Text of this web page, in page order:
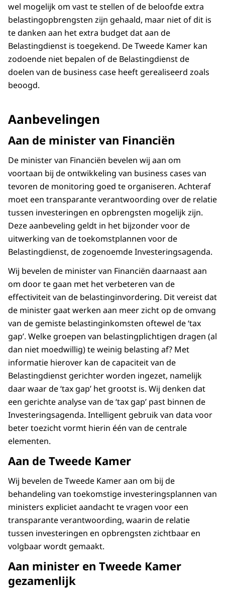
wel mogelijk om vast te stellen of de beloofde extra
belastingopbrengsten zijn gehaald, maar niet of dit is
te danken aan het extra budget dat aan de
Belastingdienst is toegekend. De Tweede Kamer kan
zodoende niet bepalen of de Belastingdienst de
doelen van de business case heeft gerealiseerd zoals
beoogd.
Aanbevelingen
Aan de minister van Financiën
De minister van Financiën bevelen wij aan om
voortaan bij de ontwikkeling van business cases van
tevoren de monitoring goed te organiseren. Achteraf
moet een transparante verantwoording over de relatie
tussen investeringen en opbrengsten mogelijk zijn.
Deze aanbeveling geldt in het bijzonder voor de
uitwerking van de toekomstplannen voor de
Belastingdienst, de zogenoemde Investeringsagenda.
Wij bevelen de minister van Financiën daarnaast aan
om door te gaan met het verbeteren van de
effectiviteit van de belastinginvordering. Dit vereist dat
de minister gaat werken aan meer zicht op de omvang
van de gemiste belastinginkomsten oftewel de ‘tax
gap’. Welke groepen van belastingplichtigen dragen (al
dan niet moedwillig) te weinig belasting af? Met
informatie hierover kan de capaciteit van de
Belastingdienst gerichter worden ingezet, namelijk
daar waar de ‘tax gap’ het grootst is. Wij denken dat
een gerichte analyse van de ‘tax gap’ past binnen de
Investeringsagenda. Intelligent gebruik van data voor
beter toezicht vormt hierin één van de centrale
elementen.
Aan de Tweede Kamer
Wij bevelen de Tweede Kamer aan om bij de
behandeling van toekomstige investeringsplannen van
ministers expliciet aandacht te vragen voor een
transparante verantwoording, waarin de relatie
tussen investeringen en opbrengsten zichtbaar en
volgbaar wordt gemaakt.
Aan minister en Tweede Kamer
gezamenlijk